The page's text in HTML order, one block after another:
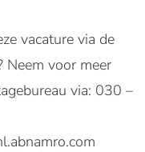
vacature via de
Neem voor meer
via: 030 –